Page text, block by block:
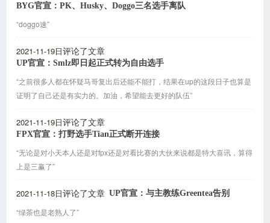
BYG官宣：PK、Husky、Doggo三名选手离队
“doggo速”
2021-11-19日评论了文章
UP官宣：Smlz即日起正式转为自由选手
“之前很多人都在怀疑马哥复出后还能不能打，结果在up的这段日子也算是
证明了自己还是有实力的。加油，希望能去更好的队伍”
2021-11-19日评论了文章
FPX官宣：打野选手Tian正式断开连接
“无论是对小天本人还是对fpx还是对看比赛的大伙来说都是特大喜讯，算得
上是三赢了”
2021-11-18日评论了文章 UP官宣：与主教练Greentea告别
“绿茶也是老熟人了”